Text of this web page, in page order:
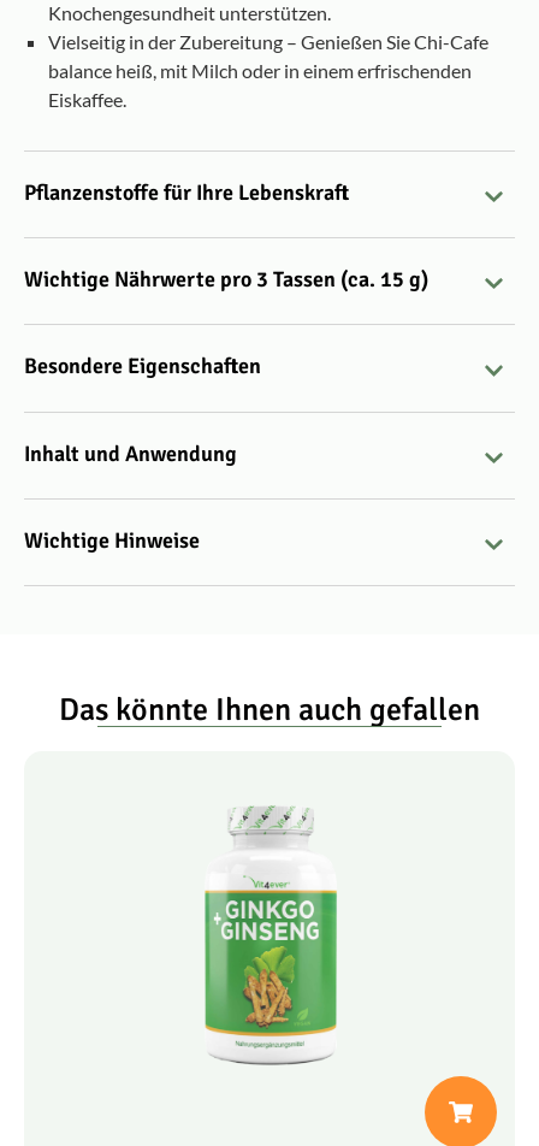
Knochengesundheit unterstützen.
Vielseitig in der Zubereitung – Genießen Sie Chi-Cafe
balance heiß, mit Milch oder in einem erfrischenden
Eiskaffee.
Pflanzenstoffe für Ihre Lebenskraft
Wichtige Nährwerte pro 3 Tassen (ca. 15 g)
Besondere Eigenschaften
Inhalt und Anwendung
Wichtige Hinweise
Das könnte Ihnen auch gefallen